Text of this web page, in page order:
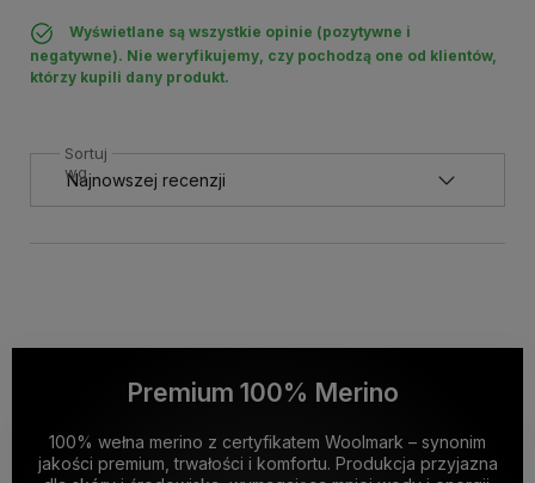
Wyświetlane są wszystkie opinie (pozytywne i
negatywne). Nie weryfikujemy, czy pochodzą one od klientów,
którzy kupili dany produkt.
Sortuj
wg
Premium 100% Merino
100% wełna merino z certyfikatem Woolmark – synonim
jakości premium, trwałości i komfortu. Produkcja przyjazna